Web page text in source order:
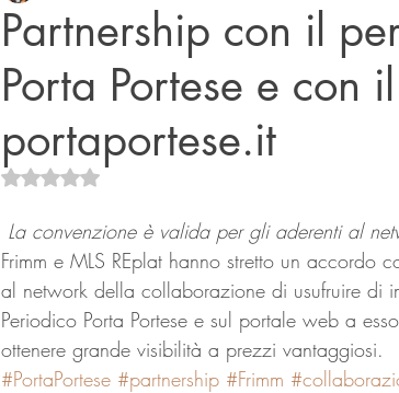
Partnership con il
Porta Portese e con
portaportese.it
Valutazione NaN stelle su 5.
La convenzione è valida per gli aderenti al
Frimm e MLS REplat hanno stretto un accordo
al network della collaborazione di usufruire di
Periodico Porta Portese e sul portale web a
ottenere grande visibilità a prezzi vantaggiosi.
#PortaPortese #partnership #Frimm